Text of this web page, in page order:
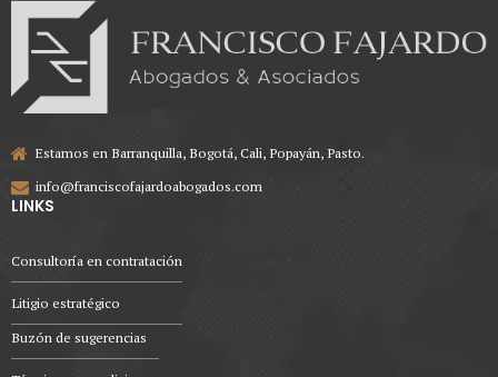
Estamos en Barranquilla, Bogotá, Cali, Popayán, Pasto.
info@franciscofajardoabogados.com
LINKS
Consultoría en contratación
Litigio estratégico
Buzón de sugerencias